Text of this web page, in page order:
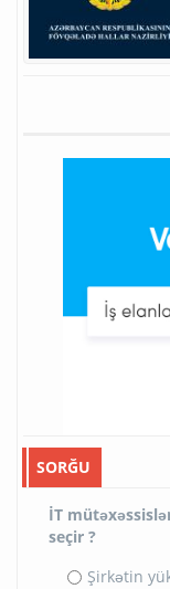
SORĞU
İT
seçir ?
Şirkətin